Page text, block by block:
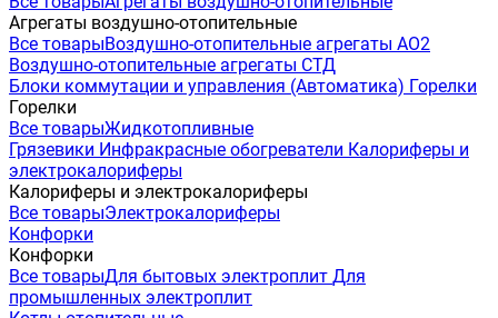
Агрегаты воздушно-отопительные
Все товарыВоздушно-отопительные агрегаты АО2
Воздушно-отопительные агрегаты СТД
Блоки коммутации и управления (Автоматика) Горелки
Горелки
Все товарыЖидкотопливные
Грязевики Инфракрасные обогреватели Калориферы и
электрокалориферы
Калориферы и электрокалориферы
Все товарыЭлектрокалориферы
Конфорки
Конфорки
Все товарыДля бытовых электроплит Для
промышленных электроплит